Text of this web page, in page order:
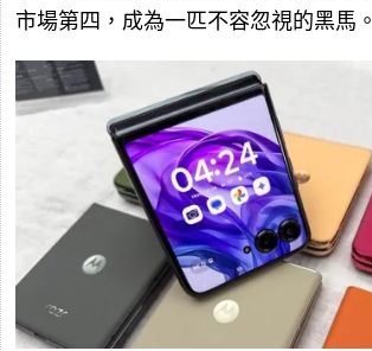
市場第四，成為一匹不容忽視的黑馬。